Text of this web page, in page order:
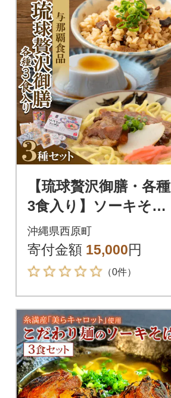
【琉球贅沢御膳・各種
3食入り】ソーキそば
&あぐーじゅーしぃー
の素&じーまーみー豆
腐
沖縄県西原町
寄付金額 15,000円
（0件）